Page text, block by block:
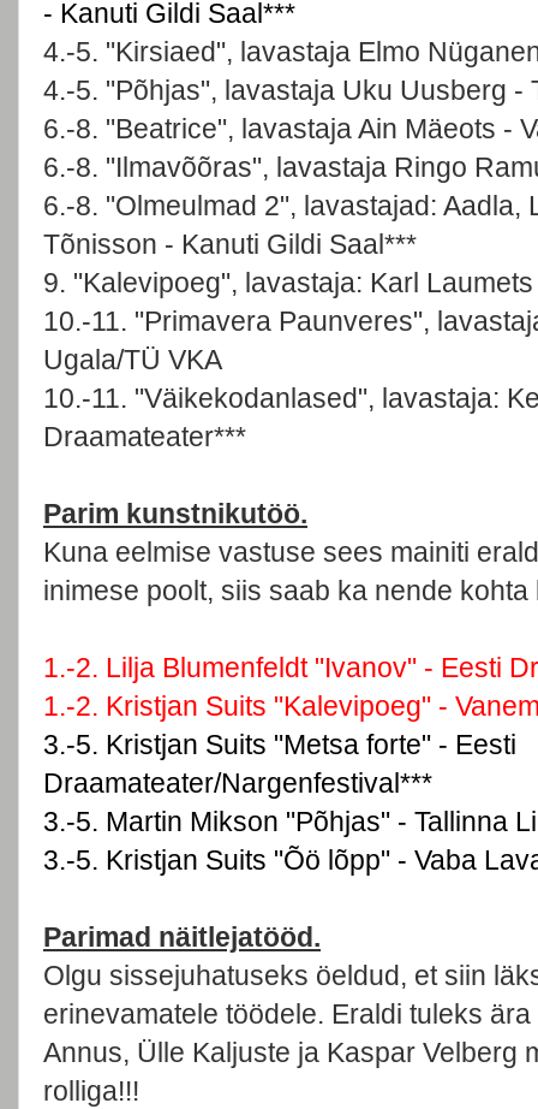
- Kanuti Gildi Saal***
4.-5. "Kirsiaed", lavastaja Elmo
4.-5. "Põhjas", lavastaja Uku Uusberg -
6.-8. "Beatrice", lavastaja Ain Mäeots -
6.-8. "Ilmavõõras", lavastaja Ringo
6.-8. "Olmeulmad 2", lavastajad: Aadla,
Tõnisson - Kanuti Gildi Saal***
9. "Kalevipoeg", lavastaja: Karl
10.-11. "Primavera Paunveres",
Ugala/TÜ VKA
10.-11. "Väikekodanlased", lavastaja:
Draamateater***
Parim kunstnikutöö.
Kuna eelmise vastuse sees mainiti
inimese poolt, siis saab ka nende
1.-2. Lilja Blumenfeldt "Ivanov" - Eesti
1.-2. Kristjan Suits "Kalevipoeg" -
3.-5. Kristjan Suits "Metsa forte" - Eesti
Draamateater/Nargenfestival***
3.-5. Martin Mikson "Põhjas" - Tallinna
3.-5. Kristjan Suits "Õö lõpp" - Vaba
Parimad näitlejatööd.
Olgu sissejuhatuseks öeldud, et siin
erinevamatele töödele. Eraldi tuleks
Annus, Ülle Kaljuste ja Kaspar Velberg
rolliga!!!